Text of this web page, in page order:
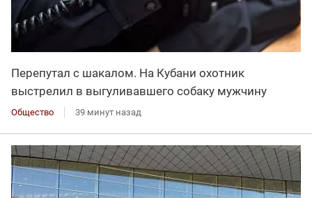
Перепутал с шакалом. На Кубани охотник
выстрелил в выгуливавшего собаку мужчину
Общество 39 минут назад